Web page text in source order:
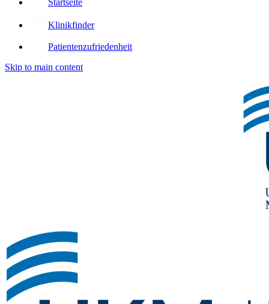
Startseite
Klinikfinder
Patientenzufriedenheit
Skip to main content